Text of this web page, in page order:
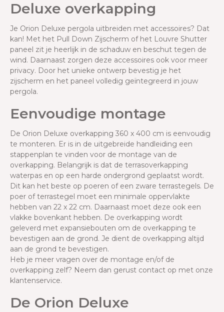
Deluxe overkapping
Je Orion Deluxe pergola uitbreiden met accessoires? Dat
kan! Met het Pull Down Zijscherm of het Louvre Shutter
paneel zit je heerlijk in de schaduw en beschut tegen de
wind. Daarnaast zorgen deze accessoires ook voor meer
privacy. Door het unieke ontwerp bevestig je het
zijscherm en het paneel volledig geïntegreerd in jouw
pergola.
Eenvoudige montage
De Orion Deluxe overkapping 360 x 400 cm is eenvoudig
te monteren. Er is in de uitgebreide handleiding een
stappenplan te vinden voor de montage van de
overkapping. Belangrijk is dat de terrasoverkapping
waterpas en op een harde ondergrond geplaatst wordt.
Dit kan het beste op poeren of een zware terrastegels. De
poer of terrastegel moet een minimale oppervlakte
hebben van 22 x 22 cm. Daarnaast moet deze ook een
vlakke bovenkant hebben. De overkapping wordt
geleverd met expansiebouten om de overkapping te
bevestigen aan de grond. Je dient de overkapping altijd
aan de grond te bevestigen.
Heb je meer vragen over de montage en/of de
overkapping zelf? Neem dan gerust contact op met onze
klantenservice.
De Orion Deluxe